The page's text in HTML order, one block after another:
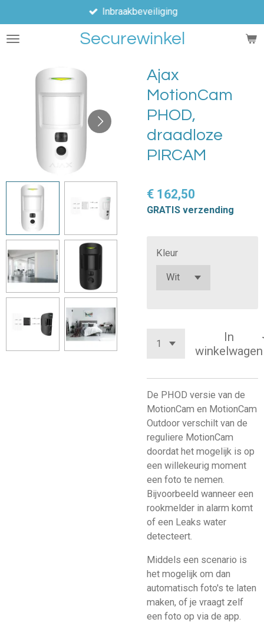
direct
naar
hoofdinhoud
Securewinkel
Inbraakbeveiliging
Ajax
MotionCam
PHOD,
draadloze
PIRCAM
€ 162,50
GRATIS verzending
Kleur
In
winkelwagen
De PHOD versie van de
MotionCam en MotionCam
Outdoor verschilt van de
reguliere MotionCam
doordat het mogelijk is op
een willekeurig moment
een foto te nemen.
Bijvoorbeeld wanneer een
rookmelder in alarm komt
of een Leaks water
detecteert.
Middels een scenario is
het mogelijk om dan
automatisch foto's te laten
maken, of je vraagt zelf
een foto op via de app.